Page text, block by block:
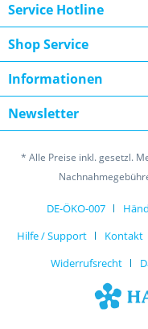
Service Hotline
Shop Service
Informationen
Newsletter
* Alle Preise inkl. gesetzl.
DE-ÖKO-007
Hilfe / Support
Kontakt
Widerrufsrecht